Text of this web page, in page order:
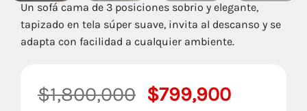
Un sofá cama de 3 posiciones sobrio y elegante,
tapizado en tela súper suave, invita al descanso y se
adapta con facilidad a cualquier ambiente.
$1,800,000 El
$799,900El